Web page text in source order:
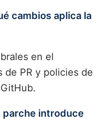
cambios aplica la
en el
de PR y policies de
parche introduce